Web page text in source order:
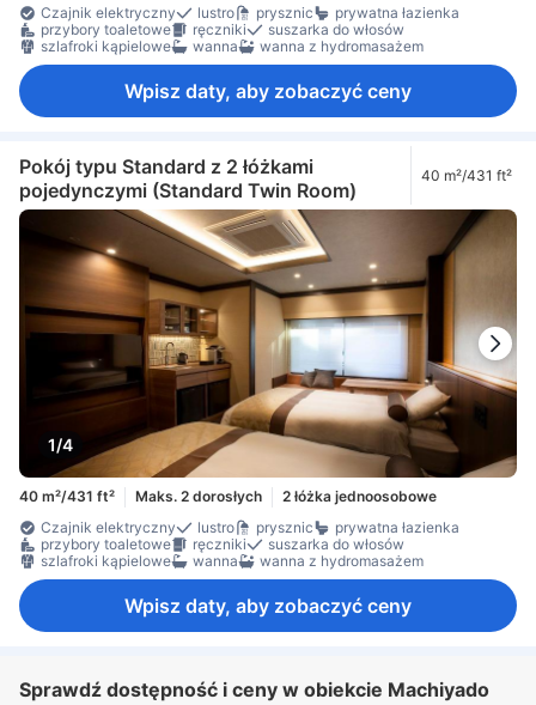
Czajnik elektryczny lustro prysznic
prywatna łazienka
przybory toaletowe
ręczniki
suszarka do włosów
szlafroki kąpielowe
wanna wanna z hydromasażem
Wpisz daty, aby zobaczyć ceny
Pokój typu Standard z 2 łóżkami
pojedynczymi (Standard Twin Room)
40 m²/431 ft²
1/4
40 m²/431 ft² Maks. 2 dorosłych
2 łóżka jednoosobowe
Czajnik elektryczny
lustro prysznic
prywatna łazienka
przybory toaletowe
ręczniki
suszarka do włosów
szlafroki kąpielowe
wanna wanna z hydromasażem
Wpisz daty, aby zobaczyć ceny
Sprawdź dostępność i ceny w obiekcie Machiyado